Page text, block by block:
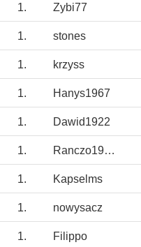
1. Zybi77
1. stones
1. krzyss
1. Hanys1967
1. Dawid1922
1. Ranczo1965
1. Kapselms
1. nowysacz
1. Filippo